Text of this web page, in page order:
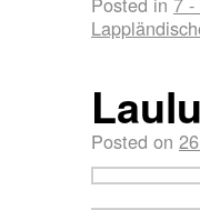
Posted on